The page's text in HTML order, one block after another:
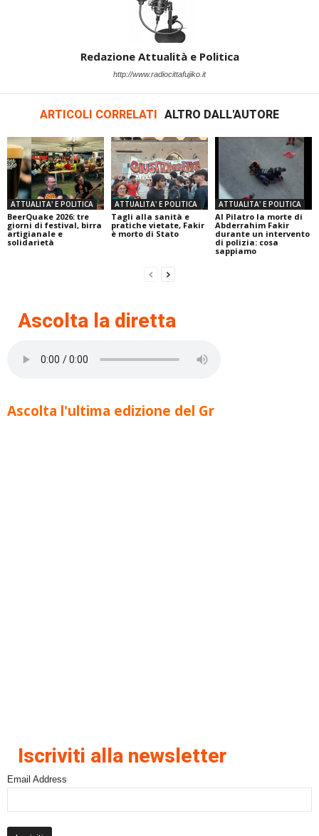
Redazione Attualità e Politica
http://www.radiocittafujiko.it
ARTICOLI CORRELATI ALTRO DALL'AUTORE
ATTUALITA' E POLITICA
BeerQuake 2026: tre
giorni di festival, birra
artigianale e
solidarietà
ATTUALITA' E POLITICA
Tagli alla sanità e
pratiche vietate, Fakir
è morto di Stato
ATTUALITA' E POLITICA
Al Pilatro la morte di
Abderrahim Fakir
durante un intervento
di polizia: cosa
sappiamo
Ascolta la diretta
Ascolta l'ultima edizione del Gr
Iscriviti alla newsletter
Email Address